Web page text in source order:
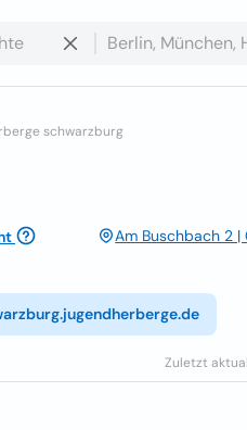
schwarzburg
Am Buschbach 2 |
Zuletzt